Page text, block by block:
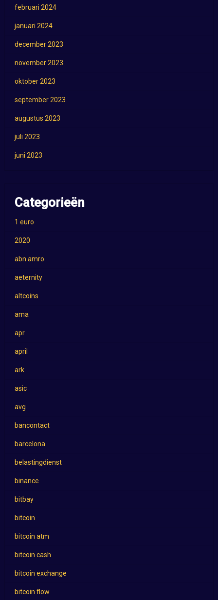
februari 2024
januari 2024
december 2023
november 2023
oktober 2023
september 2023
augustus 2023
juli 2023
juni 2023
Categorieën
1 euro
2020
abn amro
aeternity
altcoins
ama
apr
april
ark
asic
avg
bancontact
barcelona
belastingdienst
binance
bitbay
bitcoin
bitcoin atm
bitcoin cash
bitcoin exchange
bitcoin flow